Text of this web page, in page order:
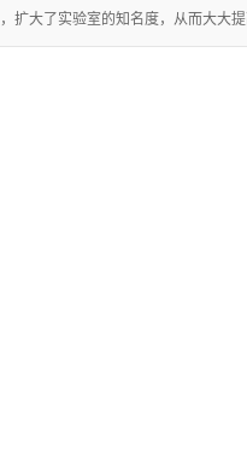
大了实验室的知名度，从而大大提